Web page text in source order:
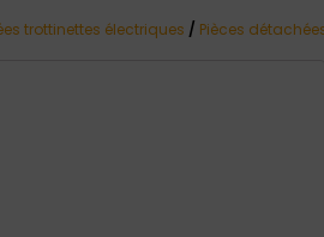
trottinettes électriques / Pièces